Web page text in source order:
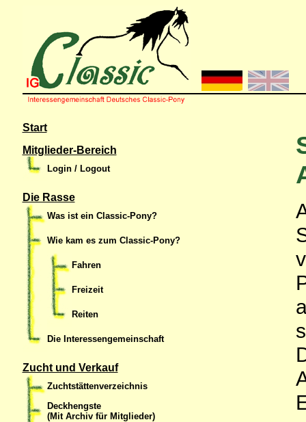
Start
Mitglieder-Bereich
Login / Logout
Die Rasse
Was ist ein Classic-Pony?
Wie kam es zum Classic-Pony?
Fahren
Freizeit
Reiten
Die Interessengemeinschaft
Zucht und Verkauf
Zuchtstättenverzeichnis
Deckhengste
(Mit Archiv für Mitglieder)